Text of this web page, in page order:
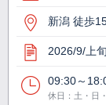
新潟 徒歩
2026/9/上
09:30～
休日：土・日